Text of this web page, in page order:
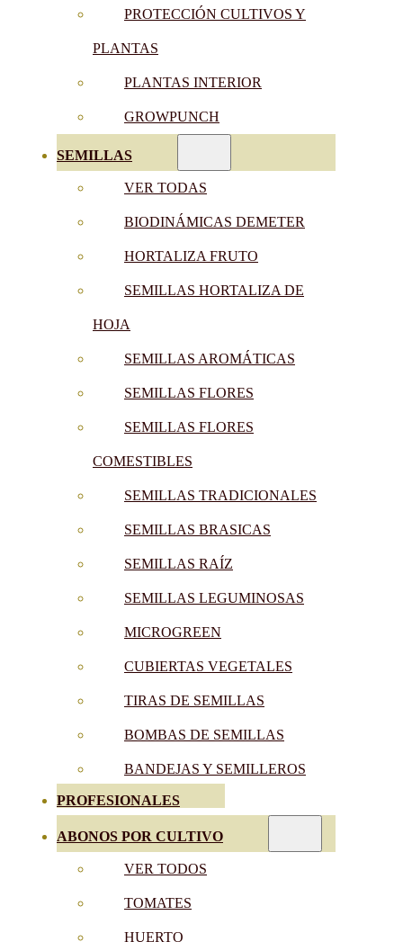
PROTECCIÓN CULTIVOS Y
PLANTAS
PLANTAS INTERIOR
GROWPUNCH
SEMILLAS
VER TODAS
BIODINÁMICAS DEMETER
HORTALIZA FRUTO
SEMILLAS HORTALIZA DE
HOJA
SEMILLAS AROMÁTICAS
SEMILLAS FLORES
SEMILLAS FLORES
COMESTIBLES
SEMILLAS TRADICIONALES
SEMILLAS BRASICAS
SEMILLAS RAÍZ
SEMILLAS LEGUMINOSAS
MICROGREEN
CUBIERTAS VEGETALES
TIRAS DE SEMILLAS
BOMBAS DE SEMILLAS
BANDEJAS Y SEMILLEROS
PROFESIONALES
ABONOS POR CULTIVO
VER TODOS
TOMATES
HUERTO